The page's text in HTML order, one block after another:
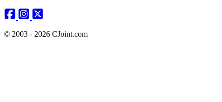
© 2003 - 2026 CJoint.com